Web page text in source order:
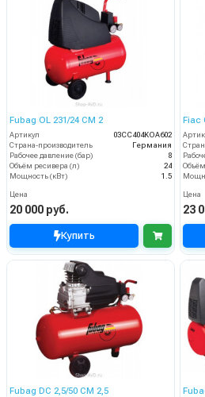
Fubag OL 231/24 CM 2
Артикул
03CC404KOA602
Страна-производитель
Германия
Рабочее давление (бар)
8
Объём ресивера (л)
24
Мощность (кВт)
1.5
Цена
20 000 руб.
Купить
Fiac
Цена
23
Fubag DC 2,5/50 CM 2,5